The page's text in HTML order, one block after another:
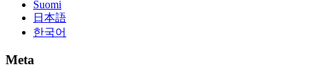
Suomi
日本語
한국어
Meta